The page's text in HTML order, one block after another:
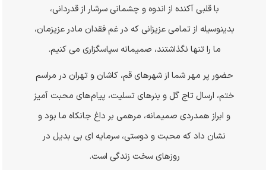
با قلبی آکنده از اندوه و چشمانی سرشار از قدردانی،
بدینوسیله از تمامی عزیزانی که در غم فقدان مادر عزیزمان،
ما را تنها نگذاشتند، صمیمانه سپاسگزاری می کنیم.
حضور پر مهر شما از شهرهای قم، کاشان و تهران در مراسم
ختم، ارسال تاج گل و بنرهای تسلیت، پیام‌های محبت آمیز
و ابراز همدردی صمیمانه، مرهمی بر داغ جانکاه ما بود و
نشان داد که محبت و دوستی، سرمایه ای بی بدیل در
روزهای سخت زندگی است.